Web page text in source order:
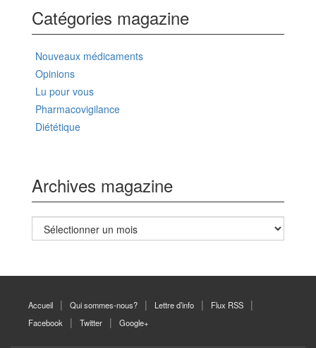
Catégories magazine
Nouveaux médicaments
Opinions
Lu pour vous
Pharmacovigilance
Diététique
Archives magazine
Archives
magazine
Accueil Qui sommes-nous? Lettre d’info
Flux RSS
Facebook
Twitter Google+